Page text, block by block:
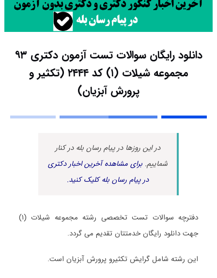
دانلود رایگان سوالات تست آزمون دکتری ۹۳
مجموعه شیلات (۱) کد ۲۴۴۴ (تکثیر و
پرورش آبزیان)
در این روزها در پیام رسان بله در کنار
شماییم.برای مشاهده آخرین اخبار دکتری
در پیام رسان بله کلیک کنید.
دفترچه سوالات تست تخصصی رشته مجموعه شیلات (۱)
جهت دانلود رایگان خدمتتان تقدیم می گردد.
این رشته شامل گرایش تکثیرو پرورش آبزیان است.